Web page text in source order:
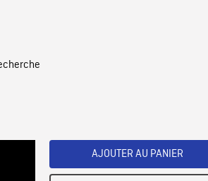
AJOUTER AU PANIER